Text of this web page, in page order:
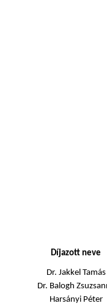
Díjazott neve
Dr. Jakkel Tamás
Dr. Balogh
Harsányi Péter